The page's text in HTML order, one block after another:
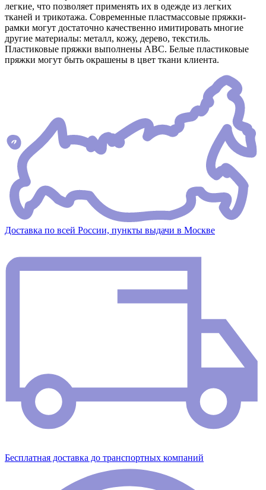
легкие, что позволяет применять их в одежде из легких
тканей и трикотажа. Современные пластмассовые пряжки-
рамки могут достаточно качественно имитировать многие
другие материалы: металл, кожу, дерево, текстиль.
Пластиковые пряжки выполнены АВС. Белые пластиковые
пряжки могут быть окрашены в цвет ткани клиента.
Доставка по всей России, пункты выдачи в Москве
Бесплатная доставка до транспортных компаний